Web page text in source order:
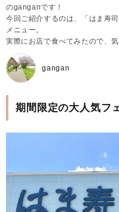
のganganです！
今回ご紹介するのは、「はま寿
メニュー。
実際にお店で食べてみたので、
gangan
期間限定の大人気フ